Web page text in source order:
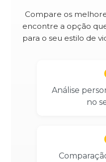
Compare os
encontre a opção
para o seu estilo de
Análise
no